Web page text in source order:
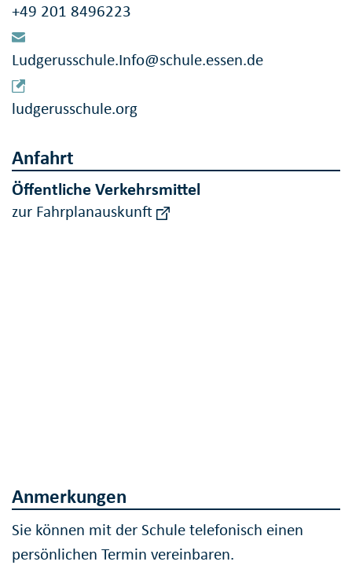
+49 201 8496223
Ludgerusschule.Info@schule.essen.de
ludgerusschule.org
Anfahrt
Öffentliche Verkehrsmittel
zur Fahrplanauskunft
Anmerkungen
Sie können mit der Schule telefonisch einen
persönlichen Termin vereinbaren.